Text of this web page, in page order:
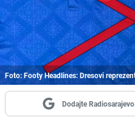
Foto: Footy Headlines: Dresovi
Dodajte